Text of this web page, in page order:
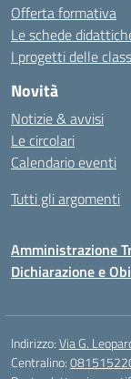
Offerta formativa
Le schede
I progetti delle
Novità
Notizie & avvisi
Le circolari
Calendario eventi
Tutti gli argomenti
Amministrazione
Dichiarazione e
Indirizzo:Via G.
Centralino: